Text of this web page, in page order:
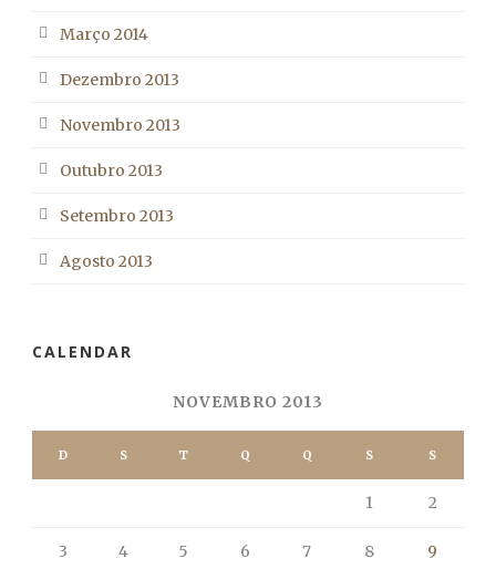
Março 2014
Dezembro 2013
Novembro 2013
Outubro 2013
Setembro 2013
Agosto 2013
CALENDAR
NOVEMBRO 2013
D S T Q Q S S
1 2
3 4 5 6 7 8 9